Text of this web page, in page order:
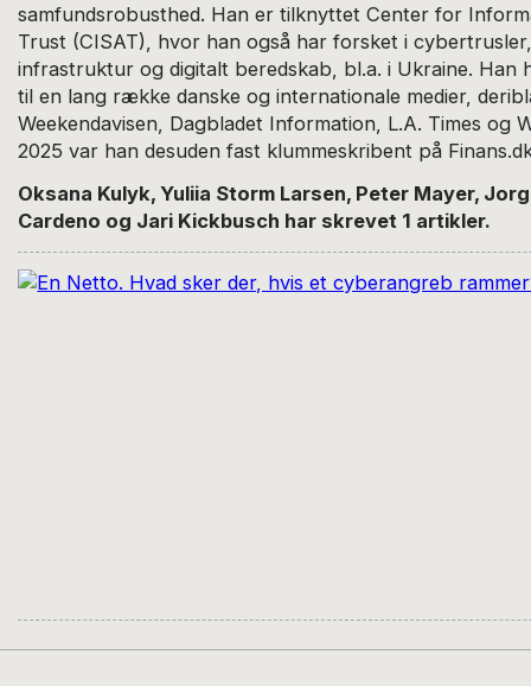
samfundsrobusthed. Han er tilknyttet Center for
Trust (CISAT), hvor han også har forsket i
infrastruktur og digitalt beredskab, bl.a. i Ukraine. Han
til en lang række danske og internationale medier,
Weekendavisen, Dagbladet Information, L.A. Times og
2025 var han desuden fast klummeskribent på
Oksana Kulyk, Yuliia Storm Larsen, Peter Mayer,
Cardeno og Jari Kickbusch har skrevet 1 artikler.